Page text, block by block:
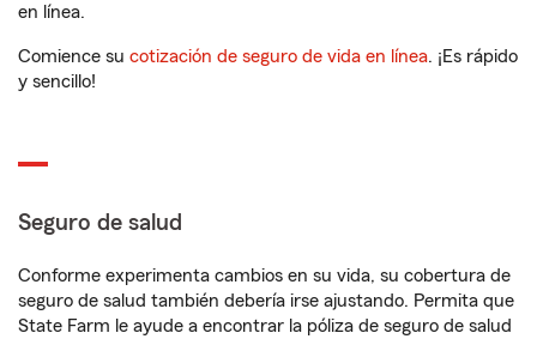
en línea.
Comience su cotización de seguro de vida en línea. ¡Es rápido
y sencillo!
Seguro de salud
Conforme experimenta cambios en su vida, su cobertura de
seguro de salud también debería irse ajustando. Permita que
State Farm le ayude a encontrar la póliza de seguro de salud